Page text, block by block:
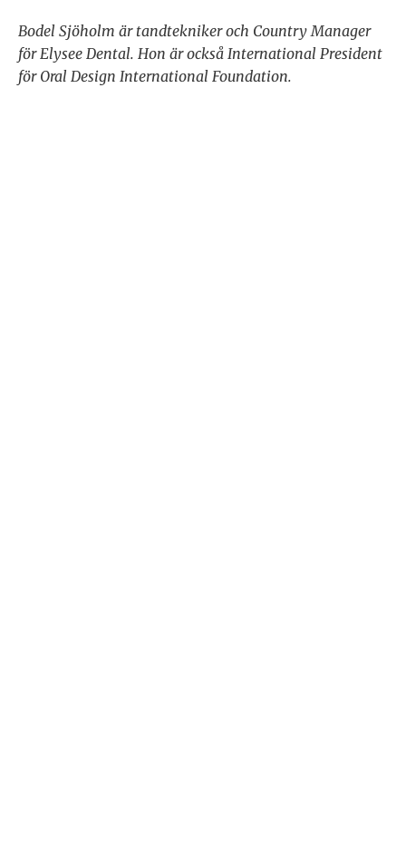
Bodel Sjöholm är tandtekniker och Country Manager
för Elysee Dental. Hon är också International President
för Oral Design International Foundation.